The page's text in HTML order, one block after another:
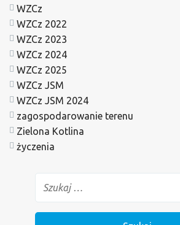
WZCz
WZCz 2022
WZCz 2023
WZCz 2024
WZCz 2025
WZCz JSM
WZCz JSM 2024
zagospodarowanie terenu
Zielona Kotlina
życzenia